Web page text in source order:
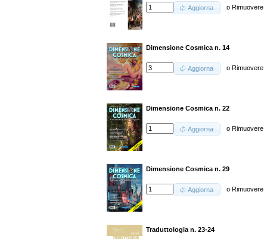
Aggiorna oRimuovere
Dimensione Cosmica n. 14
Aggiorna oRimuovere
Dimensione Cosmica n. 22
Aggiorna oRimuovere
Dimensione Cosmica n. 29
Aggiorna oRimuovere
Traduttologia n. 23-24